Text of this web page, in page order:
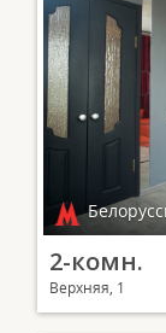
2-комн.
Верхняя, 1